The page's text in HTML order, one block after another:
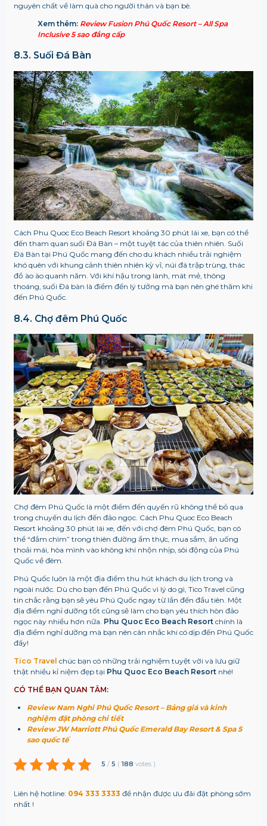
nguyên chất về làm quà cho người thân và bạn bè.
Xem thêm: Review Fusion Phú Quốc Resort – All Spa
Inclusive 5 sao đẳng cấp
8.3. Suối Đá Bàn
Cách Phu Quoc Eco Beach Resort khoảng 30 phút lái xe, bạn có thể
đến tham quan suối Đá Bàn – một tuyệt tác của thiên nhiên. Suối
Đá Bàn tại Phú Quốc mang đến cho du khách nhiều trải nghiệm
khó quên với khung cảnh thiên nhiên kỳ vĩ, núi đá trập trùng, thác
đổ ào ào quanh năm. Với khí hậu trong lành, mát mẻ, thông
thoáng, suối Đá bàn là điểm đến lý tưởng mà bạn nên ghé thăm khi
đến Phú Quốc.
8.4. Chợ đêm Phú Quốc
Chợ đêm Phú Quốc là một điểm đến quyến rũ không thể bỏ qua
trong chuyến du lịch đến đảo ngọc. Cách Phu Quoc Eco Beach
Resort khoảng 30 phút lái xe, đến với chợ đêm Phú Quốc, bạn có
thể “đắm chìm” trong thiên đường ẩm thực, mua sắm, ăn uống
thoải mái, hòa mình vào không khí nhộn nhịp, sôi động của Phú
Quốc về đêm.
Phú Quốc luôn là một địa điểm thu hút khách du lịch trong và
ngoài nước. Dù cho bạn đến Phú Quốc vì lý do gì, Tico Travel cũng
tin chắc rằng bạn sẽ yêu Phú Quốc ngay từ lần đến đầu tiên. Một
địa điểm nghỉ dưỡng tốt cũng sẽ làm cho bạn yêu thích hòn đảo
ngọc này nhiều hơn nữa. Phu Quoc Eco Beach Resortchính là
địa điểm nghỉ dưỡng mà bạn nên cân nhắc khi có dịp đến Phú Quốc
đấy!
Tico Travel chúc bạn có những trải nghiệm tuyệt vời và lưu giữ
thật nhiều kỉ niệm đẹp tại Phu Quoc Eco Beach Resortnhé!
CÓ THỂ BẠN QUAN TÂM:
Review Nam Nghi Phú Quốc Resort – Bảng giá và kinh
nghiệm đặt phòng chi tiết
Review JW Marriott Phú Quốc Emerald Bay Resort & Spa 5
sao quốc tế
5 / 5 ( 188 votes )
Liên hệ hotline: 094 333 3333 để nhận được ưu đãi đặt phòng sớm
nhất !